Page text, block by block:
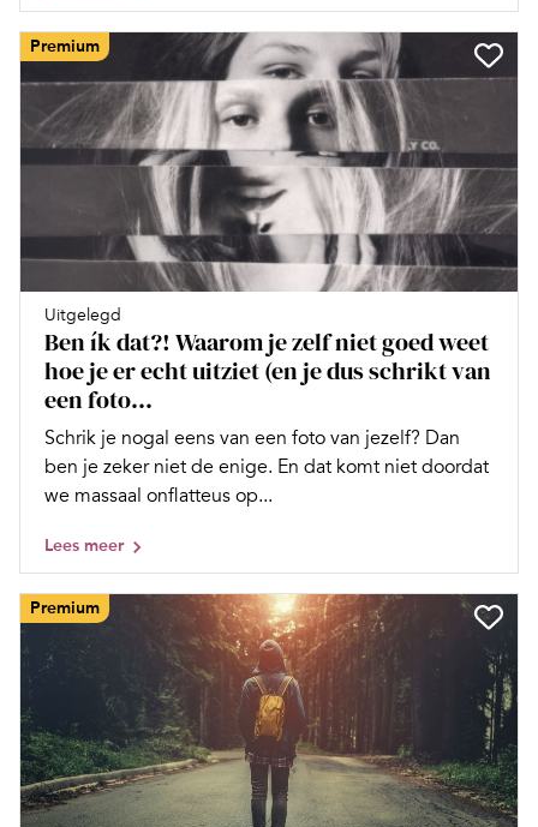
Premium
Uitgelegd
Ben ík dat?! Waarom je zelf niet goed weet
hoe je er echt uitziet (en je dus schrikt van
een foto...
Schrik je nogal eens van een foto van jezelf? Dan
ben je zeker niet de enige. En dat komt niet doordat
we massaal onflatteus op...
Lees meer
Premium